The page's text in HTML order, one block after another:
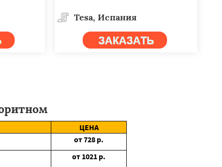
Tesa, Испания
ЦЕНА
от728 р.
от 1021 р.